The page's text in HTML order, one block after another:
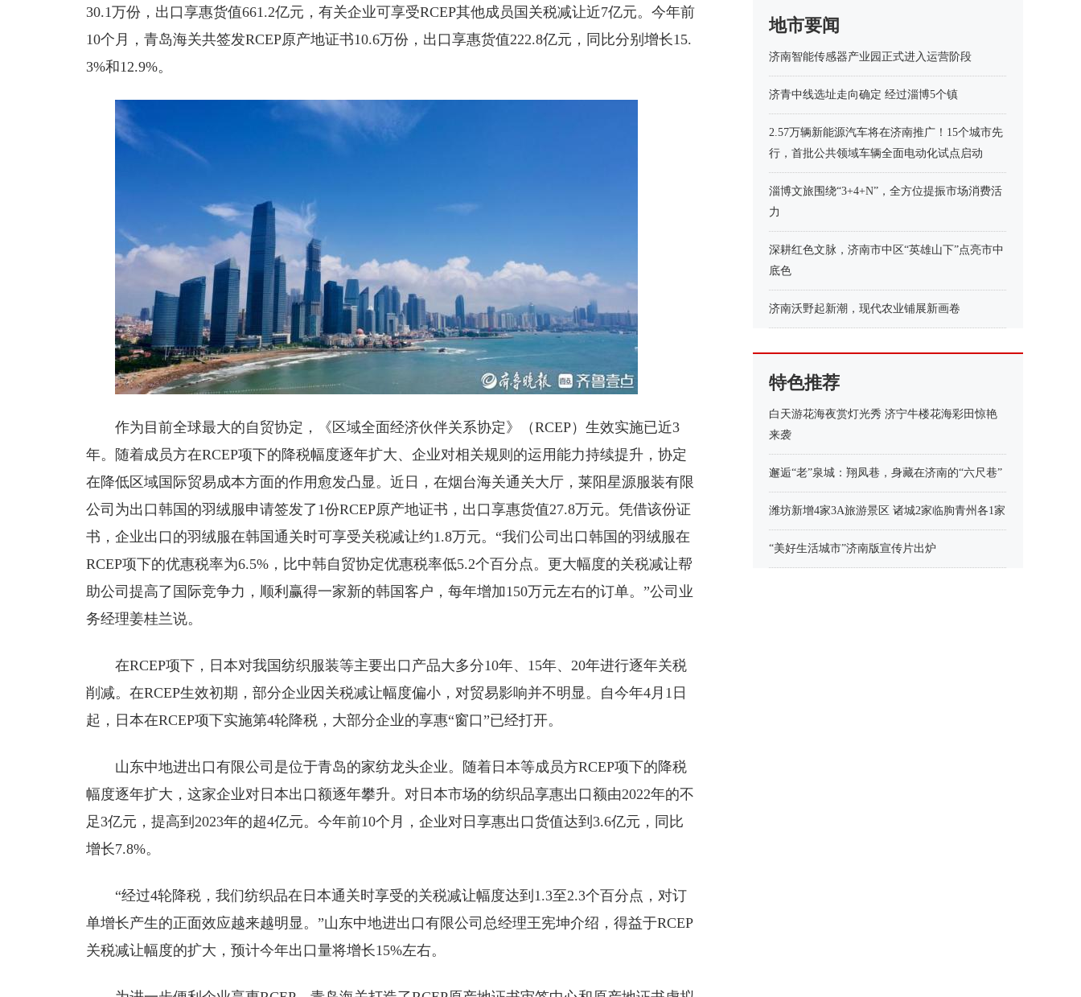
30.1万份，出口享惠货值661.2亿元，有关企业可享受RCEP其他成员国关税减让近7亿元。今年前
10个月，青岛海关共签发RCEP原产地证书10.6万份，出口享惠货值222.8亿元，同比分别增长15.
3%和12.9%。
作为目前全球最大的自贸协定，《区域全面经济伙伴关系协定》（RCEP）生效实施已近3
年。随着成员方在RCEP项下的降税幅度逐年扩大、企业对相关规则的运用能力持续提升，协定
在降低区域国际贸易成本方面的作用愈发凸显。近日，在烟台海关通关大厅，莱阳星源服装有限
公司为出口韩国的羽绒服申请签发了1份RCEP原产地证书，出口享惠货值27.8万元。凭借该份证
书，企业出口的羽绒服在韩国通关时可享受关税减让约1.8万元。“我们公司出口韩国的羽绒服在
RCEP项下的优惠税率为6.5%，比中韩自贸协定优惠税率低5.2个百分点。更大幅度的关税减让帮
助公司提高了国际竞争力，顺利赢得一家新的韩国客户，每年增加150万元左右的订单。”公司业
务经理姜桂兰说。
在RCEP项下，日本对我国纺织服装等主要出口产品大多分10年、15年、20年进行逐年关税
削减。在RCEP生效初期，部分企业因关税减让幅度偏小，对贸易影响并不明显。自今年4月1日
起，日本在RCEP项下实施第4轮降税，大部分企业的享惠“窗口”已经打开。
山东中地进出口有限公司是位于青岛的家纺龙头企业。随着日本等成员方RCEP项下的降税
幅度逐年扩大，这家企业对日本出口额逐年攀升。对日本市场的纺织品享惠出口额由2022年的不
足3亿元，提高到2023年的超4亿元。今年前10个月，企业对日享惠出口货值达到3.6亿元，同比
增长7.8%。
“经过4轮降税，我们纺织品在日本通关时享受的关税减让幅度达到1.3至2.3个百分点，对订
单增长产生的正面效应越来越明显。”山东中地进出口有限公司总经理王宪坤介绍，得益于RCEP
关税减让幅度的扩大，预计今年出口量将增长15%左右。
地市要闻
济南智能传感器产业园正式进入运营阶段
济青中线选址走向确定 经过淄博5个镇
2.57万辆新能源汽车将在济南推广！15个城市先
行，首批公共领域车辆全面电动化试点启动
淄博文旅围绕“3+4+N”，全方位提振市场消费活
力
深耕红色文脉，济南市中区“英雄山下”点亮市中
底色
济南沃野起新潮，现代农业铺展新画卷
特色推荐
白天游花海夜赏灯光秀 济宁牛楼花海彩田惊艳
来袭
邂逅“老”泉城：翔凤巷，身藏在济南的“六尺巷”
潍坊新增4家3A旅游景区 诸城2家临朐青州各1家
“美好生活城市”济南版宣传片出炉